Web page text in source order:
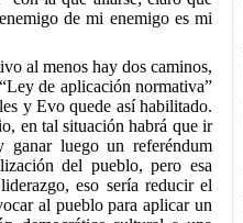
de mi enemigo es mi
al menos hay dos caminos,
de aplicación normativa”
y Evo quede así habilitado.
en tal situación habrá que ir
ganar luego un referéndum
del pueblo, pero esa
eso sería reducir el
al pueblo para aplicar un